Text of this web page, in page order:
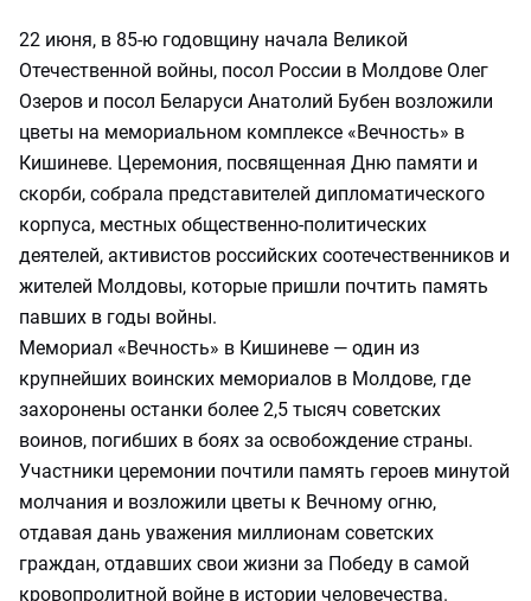
22 июня, в 85-ю годовщину начала Великой
Отечественной войны, посол России в Молдове Олег
Озеров и посол Беларуси Анатолий Бубен возложили
цветы на мемориальном комплексе «Вечность» в
Кишиневе. Церемония, посвященная Дню памяти и
скорби, собрала представителей дипломатического
корпуса, местных общественно-политических
деятелей, активистов российских соотечественников и
жителей Молдовы, которые пришли почтить память
павших в годы войны.
Мемориал «Вечность» в Кишиневе — один из
крупнейших воинских мемориалов в Молдове, где
захоронены останки более 2,5 тысяч советских
воинов, погибших в боях за освобождение страны.
Участники церемонии почтили память героев минутой
молчания и возложили цветы к Вечному огню,
отдавая дань уважения миллионам советских
граждан, отдавших свои жизни за Победу в самой
кровопролитной войне в истории человечества.